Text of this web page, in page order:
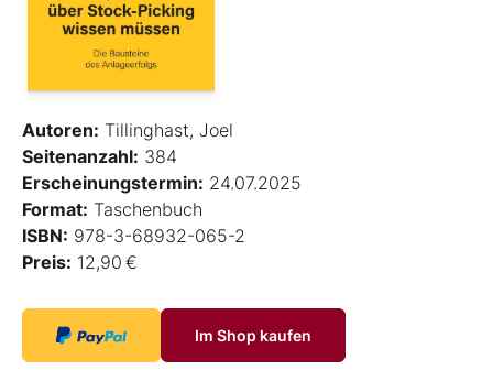
Autoren: Tillinghast, Joel
Seitenanzahl: 384
Erscheinungstermin: 24.07.2025
Format: Taschenbuch
ISBN: 978-3-68932-065-2
Preis: 12,90 €
Im Shop kaufen